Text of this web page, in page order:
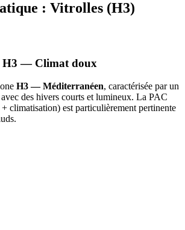
: Vitrolles (H3)
H3 — Climat doux
H3 — Méditerranéen, caractérisée par un
des hivers courts et lumineux. La PAC
climatisation) est particulièrement pertinente
.